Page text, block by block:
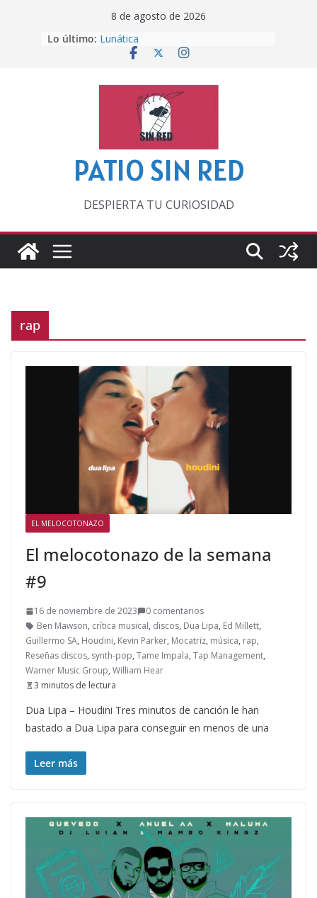
8 de agosto de 2026
Lo último: Lunática
Pero, hasta entonces…
‘La broma infinita’ de recomendar
lecturas veraniegas
Otra del Mundial
PATIO SIN RED
DESPIERTA TU CURIOSIDAD
rap
EL MELOCOTONAZO
El melocotonazo de la semana
#9
16 de noviembre de 2023
0 comentarios
Ben Mawson, crítica musical, discos, Dua Lipa, Ed Millett,
Guillermo SA, Houdini, Kevin Parker, Mocatriz, música, rap,
Reseñas discos, synth-pop, Tame Impala, Tap Management,
Warner Music Group, William Hear
3 minutos de lectura
Dua Lipa – Houdini Tres minutos de canción le han
bastado a Dua Lipa para conseguir en menos de una
Leer más